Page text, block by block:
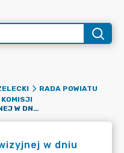
RADA POWIATU
POSIEDZENIE KOMISJI REWIZYJNEJ W DNIU 06.12 2024 R.
w dniu